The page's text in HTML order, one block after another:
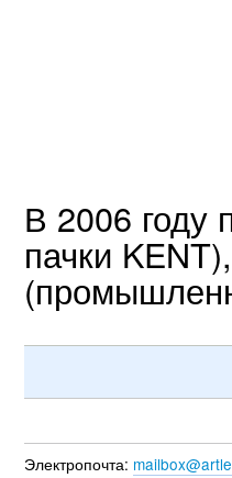
В 2006 году
пачки
Электропочта: